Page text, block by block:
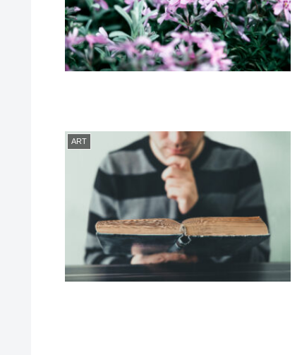
ART